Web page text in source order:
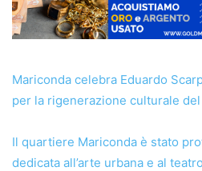
Mariconda celebra Eduardo
per la rigenerazione culturale
Il quartiere Mariconda è stato
dedicata all’arte urbana e al